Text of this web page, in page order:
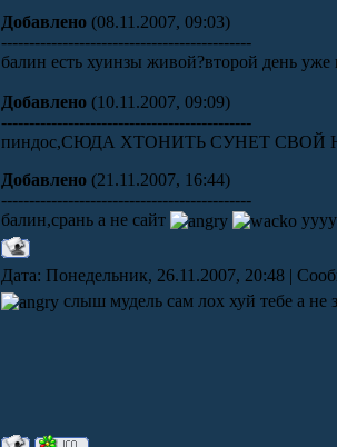
Добавлено (08.11.2007, 09:03)
---------------------------------------------
балин есть хуинзы живой?второй день уже
Добавлено (10.11.2007, 09:09)
---------------------------------------------
пиндос,СЮДА ХТОНИТЬ СУНЕТ
Добавлено (21.11.2007, 16:44)
---------------------------------------------
балин,срань а не сайт
Дата: Понедельник, 26.11.2007, 20:48 |
слыш мудель сам лох хуй тебе а не